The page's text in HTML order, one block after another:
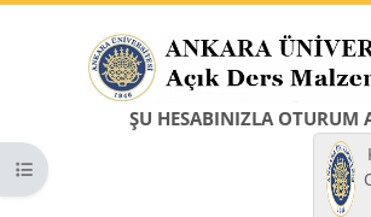
ŞU HESABINIZLA OTURUM
Kurs dizinini aç